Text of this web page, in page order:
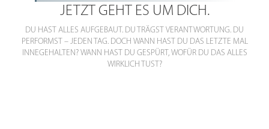
JETZT GEHT ES UM DICH.
DU HAST ALLES AUFGEBAUT. DU TRÄGST VERANTWORTUNG. DU
PERFORMST – JEDEN TAG. DOCH WANN HAST DU DAS LETZTE MAL
INNEGEHALTEN? WANN HAST DU GESPÜRT, WOFÜR DU DAS ALLES
WIRKLICH TUST?